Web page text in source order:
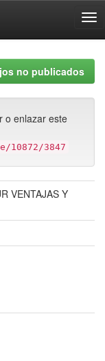
no publicados
o enlazar este
3847
VENTAJAS Y